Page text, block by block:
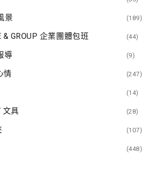
景 (189)
& GROUP 企業團體包班 (44)
導 (9)
情 (247)
(14)
文具 (28)
(107)
(448)